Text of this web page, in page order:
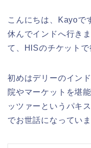
こんにちは、Kayoで
休んでインドへ行き
て、HISのチケットで
初めはデリーのイン
院やマーケットを堪
ッツァーというパキ
でお世話になってい